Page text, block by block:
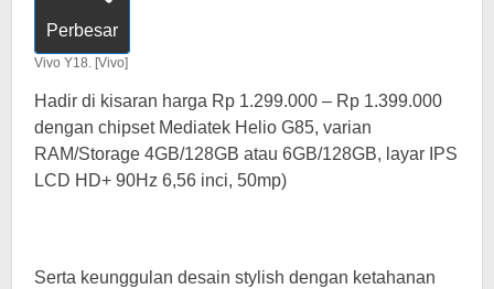
Perbesar
Vivo Y18. [Vivo]
Hadir di kisaran harga Rp 1.299.000 – Rp 1.399.000
dengan chipset Mediatek Helio G85, varian
RAM/Storage 4GB/128GB atau 6GB/128GB, layar IPS
LCD HD+ 90Hz 6,56 inci, 50mp)
Serta keunggulan desain stylish dengan ketahanan